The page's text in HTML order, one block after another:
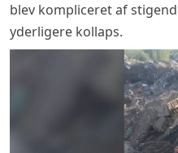
blev kompliceret af
yderligere kollaps.